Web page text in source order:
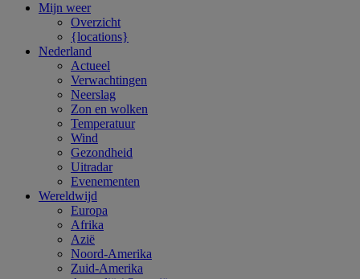
Mijn weer
Overzicht
{locations}
Nederland
Actueel
Verwachtingen
Neerslag
Zon en wolken
Temperatuur
Wind
Gezondheid
Uitradar
Evenementen
Wereldwijd
Europa
Afrika
Azië
Noord-Amerika
Zuid-Amerika